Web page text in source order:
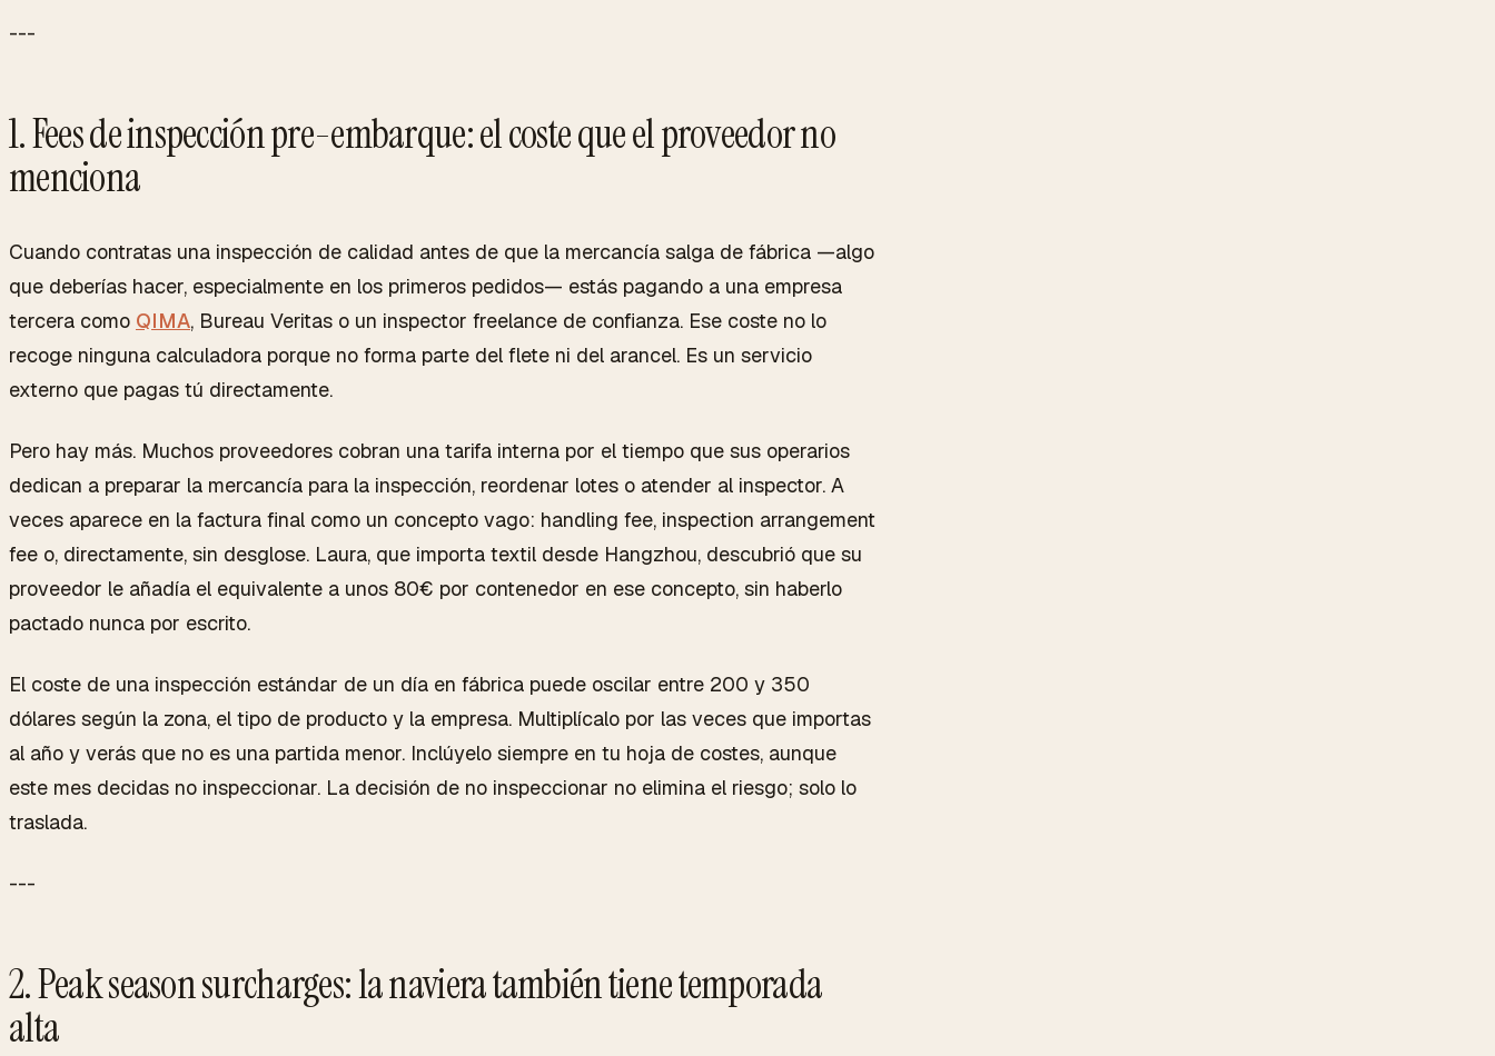
---
1. Fees de inspección pre-embarque: el coste que el proveedor no
menciona
Cuando contratas una inspección de calidad antes de que la mercancía salga de fábrica —algo
que deberías hacer, especialmente en los primeros pedidos— estás pagando a una empresa
tercera como QIMA, Bureau Veritas o un inspector freelance de confianza. Ese coste no lo
recoge ninguna calculadora porque no forma parte del flete ni del arancel. Es un servicio
externo que pagas tú directamente.
Pero hay más. Muchos proveedores cobran una tarifa interna por el tiempo que sus operarios
dedican a preparar la mercancía para la inspección, reordenar lotes o atender al inspector. A
veces aparece en la factura final como un concepto vago: handling fee, inspection arrangement
fee o, directamente, sin desglose. Laura, que importa textil desde Hangzhou, descubrió que su
proveedor le añadía el equivalente a unos 80€ por contenedor en ese concepto, sin haberlo
pactado nunca por escrito.
El coste de una inspección estándar de un día en fábrica puede oscilar entre 200 y 350
dólares según la zona, el tipo de producto y la empresa. Multiplícalo por las veces que importas
al año y verás que no es una partida menor. Inclúyelo siempre en tu hoja de costes, aunque
este mes decidas no inspeccionar. La decisión de no inspeccionar no elimina el riesgo; solo lo
traslada.
---
2. Peak season surcharges: la naviera también tiene temporada
alta